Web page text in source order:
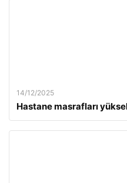
14/12/2025
Hastane masrafları